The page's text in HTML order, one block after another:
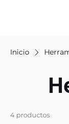
Inicio
4 productos